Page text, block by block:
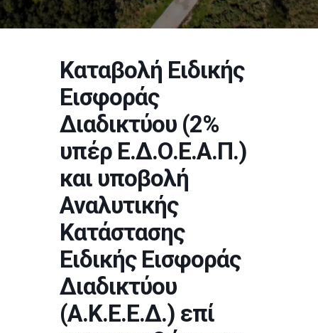
Καταβολή Ειδικής
Εισφοράς
Διαδικτύου (2%
υπέρ Ε.Δ.Ο.Ε.Α.Π.)
και υποβολή
Αναλυτικής
Κατάστασης
Ειδικής Εισφοράς
Διαδικτύου
(Α.Κ.Ε.Ε.Δ.) επί